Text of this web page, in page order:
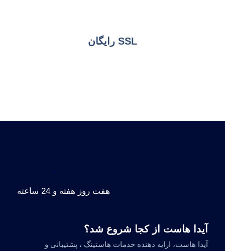
SSL رایگان
.
هفت روز هفته و 24 ساعته
آیدا هاست از کجا شروع شد؟
آیدا هاست، ارایه دهنده خدمات هاستینگ ، پشتیبانی و